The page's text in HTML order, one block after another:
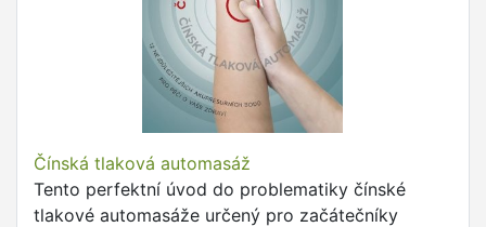
Čínská tlaková automasáž
Tento perfektní úvod do problematiky čínské
tlakové automasáže určený pro začátečníky